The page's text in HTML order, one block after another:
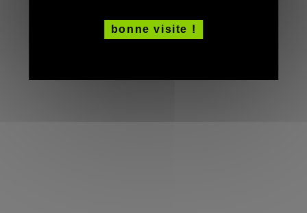
bonne visite !